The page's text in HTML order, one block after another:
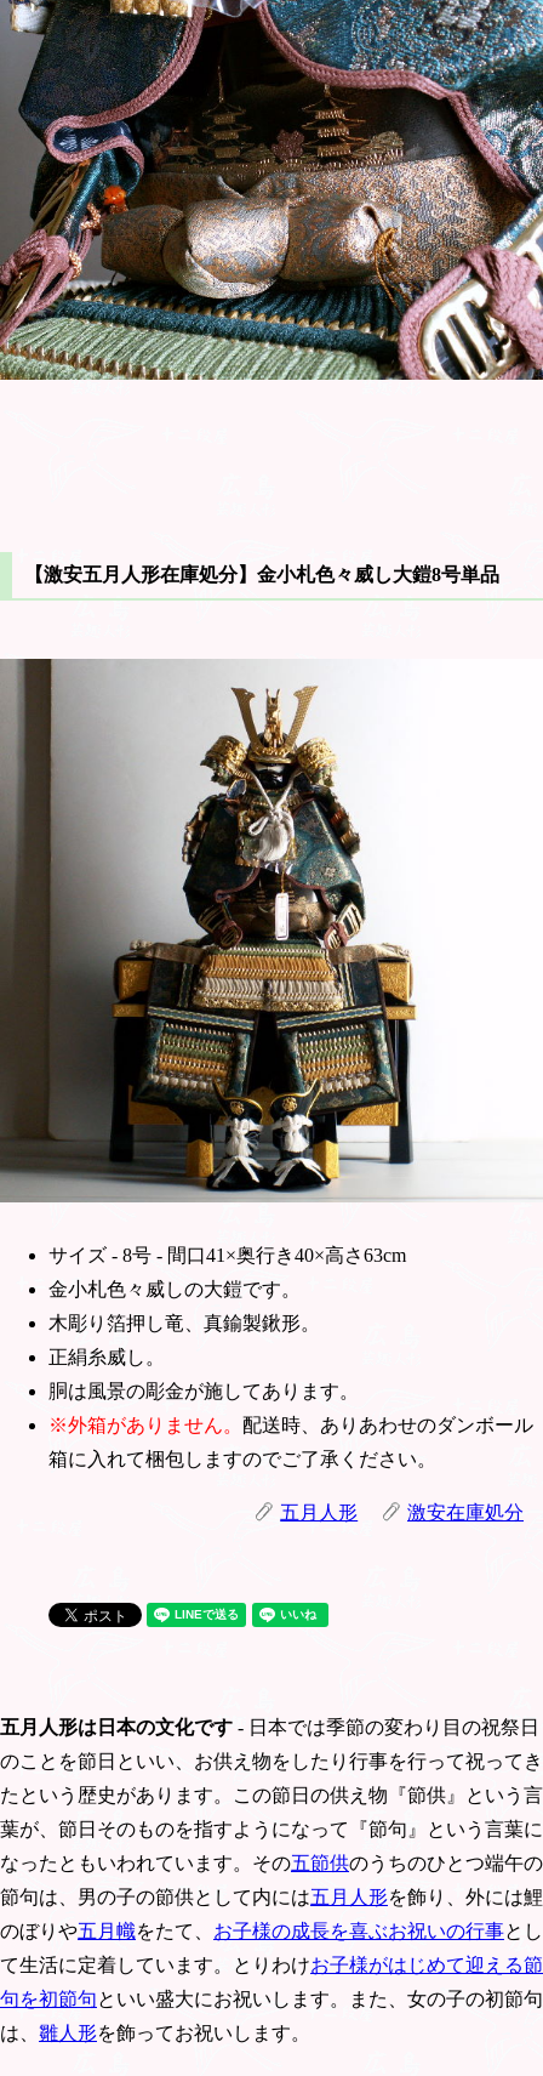
【激安五月人形在庫処分】金小札色々威し大鎧8号単品
サイズ - 8号 - 間口41×奥行き40×高さ63cm
金小札色々威しの大鎧です。
木彫り箔押し竜、真鍮製鍬形。
正絹糸威し。
胴は風景の彫金が施してあります。
※外箱がありません。 配送時、ありあわせのダンボール
箱に入れて梱包しますのでご了承ください。
五月人形 激安在庫処分
五月人形は日本の文化です - 日本では季節の変わり目の祝祭日
のことを節日といい、お供え物をしたり行事を行って祝ってき
たという歴史があります。この節日の供え物『節供』という言
葉が、節日そのものを指すようになって『節句』という言葉に
なったともいわれています。その五節供のうちのひとつ端午の
節句は、男の子の節供として内には五月人形を飾り、外には鯉
のぼりや五月幟をたて、 お子様の成長を喜ぶお祝いの行事とし
て生活に定着しています。とりわけお子様がはじめて迎える節
句を初節句といい盛大にお祝いします。また、女の子の初節句
は、 雛人形を飾ってお祝いします。